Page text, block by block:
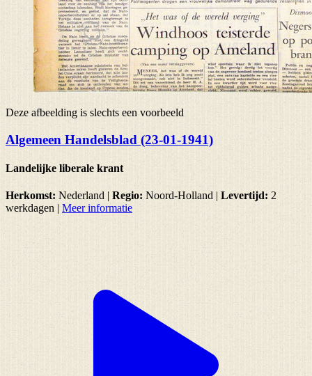
Deze afbeelding is slechts een voorbeeld
Algemeen Handelsblad (23-01-1941)
Landelijke liberale krant
Herkomst: Nederland | Regio: Noord-Holland | Levertijd: 2
werkdagen | Meer informatie